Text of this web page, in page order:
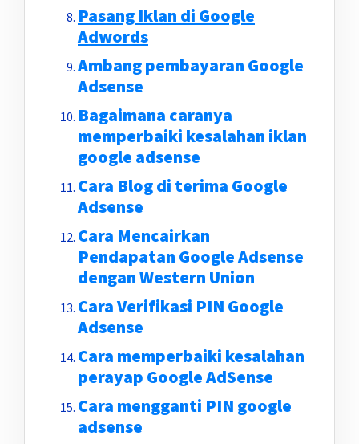
Pasang Iklan di Google
Adwords
Ambang pembayaran Google
Adsense
Bagaimana caranya
memperbaiki kesalahan iklan
google adsense
Cara Blog di terima Google
Adsense
Cara Mencairkan
Pendapatan Google Adsense
dengan Western Union
Cara Verifikasi PIN Google
Adsense
Cara memperbaiki kesalahan
perayap Google AdSense
Cara mengganti PIN google
adsense